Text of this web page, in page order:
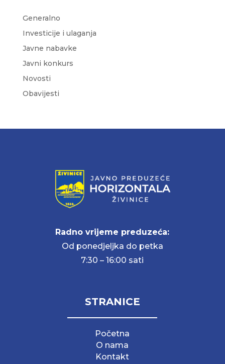
Generalno
Investicije i ulaganja
Javne nabavke
Javni konkurs
Novosti
Obavijesti
Radno vrijeme preduzeća:
Od ponedjeljka do petka
7:30 – 16:00 sati
STRANICE
Početna
O nama
Kontakt